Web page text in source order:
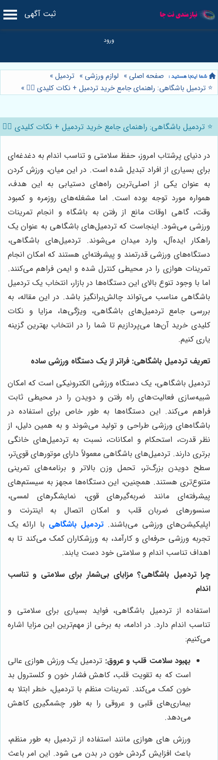
ثبت آگهی
صفحه اصلی » لوازم ورزشی » تردمیل»
⭐️ تردمیل باشگاهی: راهنمای جامع خرید تردمیل + نکات کلیدی 🏋️‍♂️ »
⭐️ تردمیل باشگاهی: راهنمای جامع خرید تردمیل + نکات کلیدی 🏋️‍♂️
در دنیای پرشتاب امروز، حفظ سلامتی و تناسب اندام به دغدغه‌ای
برای بسیاری از افراد تبدیل شده است. در این میان، ورزش کردن
به عنوان یکی از اصلی‌ترین راه‌های دستیابی به این هدف،
همواره مورد توجه بوده است. اما مشغله‌های روزمره و کمبود
وقت، گاهی اوقات مانع از رفتن به باشگاه و انجام تمرینات
ورزشی می‌شود. اینجاست که تردمیل‌های باشگاهی به عنوان یک
راهکار ایده‌آل، وارد میدان می‌شوند. تردمیل‌های باشگاهی،
دستگاه‌های ورزشی قدرتمند و پیشرفته‌ای هستند که امکان انجام
تمرینات هوازی را در محیطی کنترل شده و ایمن فراهم می‌کنند.
اما با وجود تنوع بالای این دستگاه‌ها در بازار، انتخاب یک تردمیل
باشگاهی مناسب می‌تواند چالش‌برانگیز باشد. در این مقاله، به
بررسی جامع تردمیل‌های باشگاهی، ویژگی‌ها، مزایا و نکات
کلیدی خرید آن‌ها می‌پردازیم تا شما را در انتخاب بهترین گزینه
یاری کنیم.
تعریف تردمیل باشگاهی: فراتر از یک دستگاه ورزشی ساده
تردمیل باشگاهی، یک دستگاه ورزشی الکترونیکی است که امکان
شبیه‌سازی فعالیت‌های راه رفتن و دویدن را در محیطی ثابت
فراهم می‌کند. این دستگاه‌ها به طور خاص برای استفاده در
باشگاه‌های ورزشی طراحی و تولید می‌شوند و به همین دلیل، از
نظر قدرت، استحکام و امکانات، نسبت به تردمیل‌های خانگی
برتری دارند. تردمیل‌های باشگاهی معمولاً دارای موتورهای قوی‌تر،
سطح دویدن بزرگ‌تر، تحمل وزن بالاتر و برنامه‌های تمرینی
متنوع‌تری هستند. همچنین، این دستگاه‌ها مجهز به سیستم‌های
پیشرفته‌ای مانند ضربه‌گیرهای قوی، نمایشگرهای لمسی،
سنسورهای ضربان قلب و امکان اتصال به اینترنت و
اپلیکیشن‌های ورزشی می‌باشند. تردمیل باشگاهی با ارائه یک
تجربه ورزشی حرفه‌ای و کارآمد، به ورزشکاران کمک می‌کند تا به
اهداف تناسب اندام و سلامتی خود دست یابند.
چرا تردمیل باشگاهی؟ مزایای بی‌شمار برای سلامتی و تناسب
اندام
استفاده از تردمیل باشگاهی، فواید بسیاری برای سلامتی و
تناسب اندام دارد. در ادامه، به برخی از مهم‌ترین این مزایا اشاره
می‌کنیم:
بهبود سلامت قلب و عروق: تردمیل یک ورزش هوازی عالی
است که به تقویت قلب، کاهش فشار خون و کلسترول بد
خون کمک می‌کند. تمرینات منظم با تردمیل، خطر ابتلا به
بیماری‌های قلبی و عروقی را به طور چشمگیری کاهش
می‌دهد.
ورزش های هوازی مانند استفاده از تردمیل به طور منظم،
باعث افزایش گردش خون در بدن می شود. این امر باعث